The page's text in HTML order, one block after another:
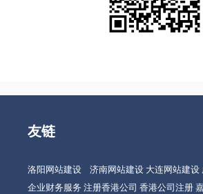
友链
洛阳网站建设 济南网站建设 大连网站建设
企业财务服务 注册香港公司 香港公司注册